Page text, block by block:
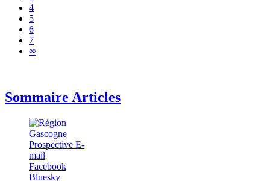
4
5
6
7
∞
Sommaire Articles